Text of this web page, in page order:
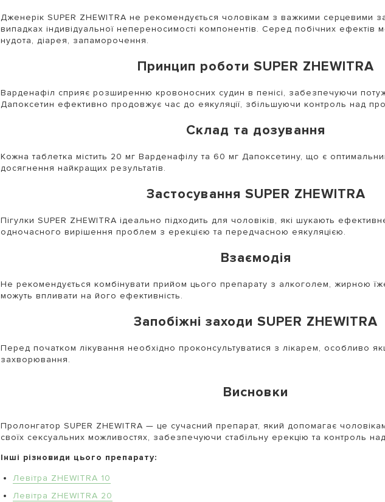
Дженерік SUPER ZHEWITRA не рекомендується чоловікам з важкими серцевими
випадках індивідуальної непереносимості компонентів. Серед побічних ефектів
нудота, діарея, запаморочення.
Принцип роботи SUPER ZHEWITRA
Варденафіл сприяє розширенню кровоносних судин в пенісі, забезпечуючи
Дапоксетин ефективно продовжує час до еякуляції, збільшуючи контроль над
Склад та дозування
Кожна таблетка містить 20 мг Варденафілу та 60 мг Дапоксетину, що є
досягнення найкращих результатів.
Застосування SUPER ZHEWITRA
Пігулки SUPER ZHEWITRA ідеально підходить для чоловіків, які шукають
одночасного вирішення проблем з ерекцією та передчасною еякуляцією.
Взаємодія
Не рекомендується комбінувати прийом цього препарату з алкоголем, жирною
можуть впливати на його ефективність.
Запобіжні заходи SUPER ZHEWITRA
Перед початком лікування необхідно проконсультуватися з лікарем, особливо
захворювання.
Висновки
Пролонгатор SUPER ZHEWITRA — це сучасний препарат, який допомагає
своїх сексуальних можливостях, забезпечуючи стабільну ерекцію та контроль над
Інші різновиди цього препарату:
Левітра ZHEWITRA 10
Левітра ZHEWITRA 20